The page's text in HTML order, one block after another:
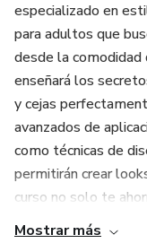
especializado en
para adultos que
desde la
enseñará los
y cejas
avanzados de
como técnicas de
permitirán crear
curso no solo te
Mostrar más